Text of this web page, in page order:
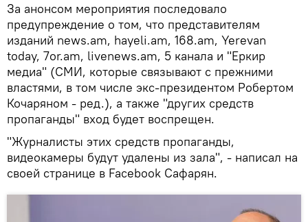
За анонсом мероприятия последовало
предупреждение о том, что представителям
изданий news.am, hayeli.am, 168.am, Yerevan
today, 7or.am, livenews.am, 5 канала и "Еркир
медиа" (СМИ, которые связывают с прежними
властями, в том числе экс-президентом Робертом
Кочаряном - ред.), а также "других средств
пропаганды" вход будет воспрещен.
"Журналисты этих средств пропаганды,
видеокамеры будут удалены из зала", - написал на
своей странице в Facebook Сафарян.